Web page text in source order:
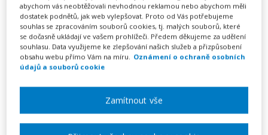
BALÍČEK VZORŮ PRO SITUACI
Přijímám nového kolegu
990 Kč
Neomezené stahování vytvořených dokumentů
abychom vás neobtěžovali nevhodnou reklamou nebo abychom měli
dostatek podnětů, jak web vylepšovat. Proto od Vás potřebujeme
souhlas se zpracováním souborů cookies, tj. malých souborů, které
se dočasně ukládají ve vašem prohlížeči. Předem děkujeme za udělení
souhlasu. Data využijeme ke zlepšování našich služeb a přizpůsobení
obsahu webu přímo Vám na míru. Oznámení o ochraně osobních
údajů a souborů cookie
Zamítnout vše